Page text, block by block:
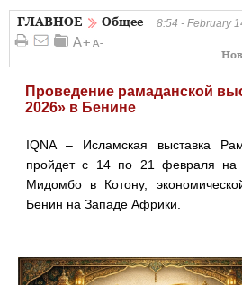
ГЛАВНОЕ Общее 8:54 - February
Проведение рамаданской
2026» в Бенине
IQNA – Исламская выставка
пройдет с 14 по 21 февраля на
Мидомбо в Котону,
Бенин на Западе Африки.